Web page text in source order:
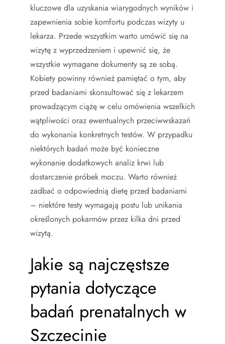
kluczowe dla uzyskania wiarygodnych wyników i
zapewnienia sobie komfortu podczas wizyty u
lekarza. Przede wszystkim warto umówić się na
wizytę z wyprzedzeniem i upewnić się, że
wszystkie wymagane dokumenty są ze sobą.
Kobiety powinny również pamiętać o tym, aby
przed badaniami skonsultować się z lekarzem
prowadzącym ciążę w celu omówienia wszelkich
wątpliwości oraz ewentualnych przeciwwskazań
do wykonania konkretnych testów. W przypadku
niektórych badań może być konieczne
wykonanie dodatkowych analiz krwi lub
dostarczenie próbek moczu. Warto również
zadbać o odpowiednią dietę przed badaniami
– niektóre testy wymagają postu lub unikania
określonych pokarmów przez kilka dni przed
wizytą.
Jakie są najczęstsze
pytania dotyczące
badań prenatalnych w
Szczecinie